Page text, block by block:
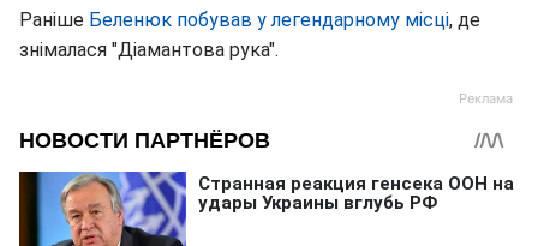
Раніше Беленюк побував у легендарному місці, де
знімалася "Діамантова рука".